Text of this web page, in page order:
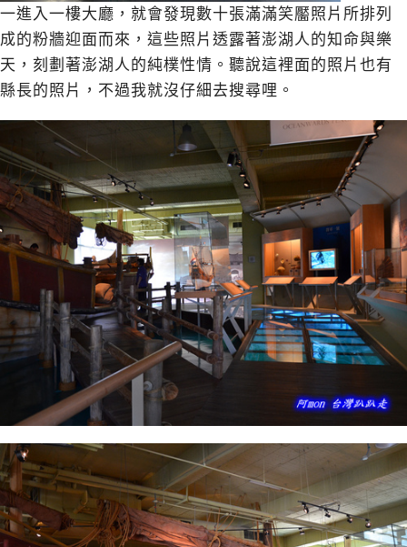
一進入一樓大廳，就會發現數十張滿滿笑靨照片所排列
成的粉牆迎面而來，這些照片透露著澎湖人的知命與樂
天，刻劃著澎湖人的純樸性情。聽說這裡面的照片也有
縣長的照片，不過我就沒仔細去搜尋哩。